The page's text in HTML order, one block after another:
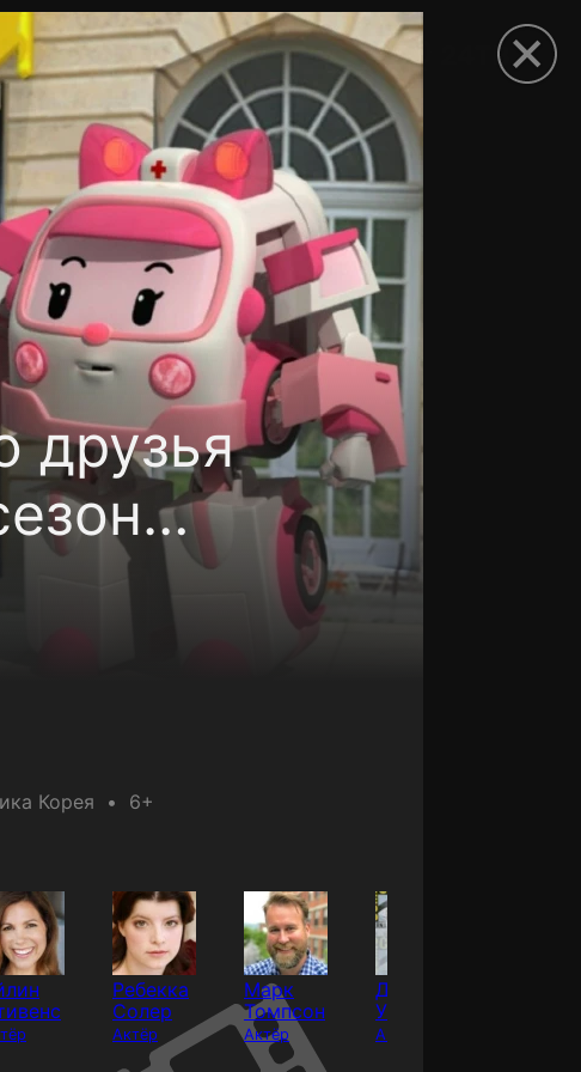
друзья
Корея 6+
Ребекка
Солер
Актёр
Марк
Томпсон
Актёр
Дэйв
Уиллис
Актёр
Открыть приложение